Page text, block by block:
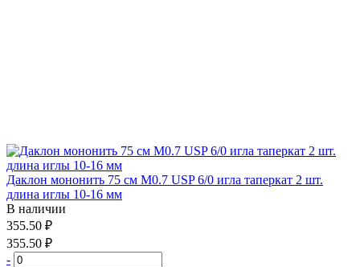
Даклон мононить 75 см М0.7 USP 6/0 игла таперкат 2 шт.
длина иглы 10-16 мм
В наличии
355.50 ₽
355.50 ₽
-